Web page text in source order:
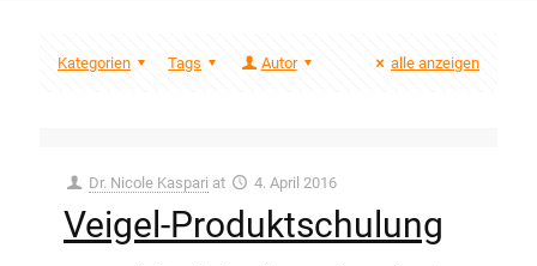
Kategorien Tags Autor alle anzeigen
Dr. Nicole Kaspari at 4. April 2016
Veigel-Produktschulung